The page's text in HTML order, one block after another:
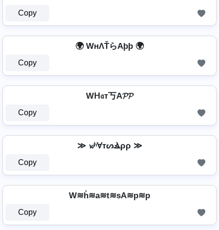
Copy
🌍 WнΛŤらAþþ 🌍
Copy
Wᕼ𝔞т丂A𝓟𝓟
Copy
≫ 𝔀ʰⱯтᔕⳚρρ ≫
Copy
W≋h͛≋a≋t≋sA≋p≋p
Copy